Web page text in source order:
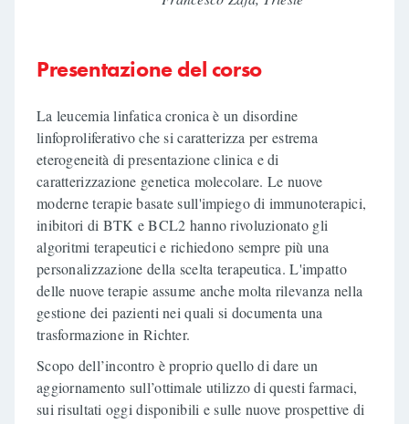
Presentazione del corso
La leucemia linfatica cronica è un disordine
linfoproliferativo che si caratterizza per estrema
eterogeneità di presentazione clinica e di
caratterizzazione genetica molecolare. Le nuove
moderne terapie basate sull'impiego di immunoterapici,
inibitori di BTK e BCL2 hanno rivoluzionato gli
algoritmi terapeutici e richiedono sempre più una
personalizzazione della scelta terapeutica. L'impatto
delle nuove terapie assume anche molta rilevanza nella
gestione dei pazienti nei quali si documenta una
trasformazione in Richter.
Scopo dell’incontro è proprio quello di dare un
aggiornamento sull’ottimale utilizzo di questi farmaci,
sui risultati oggi disponibili e sulle nuove prospettive di